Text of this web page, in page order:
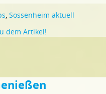
, Sossenheim aktuell
dem Artikel!